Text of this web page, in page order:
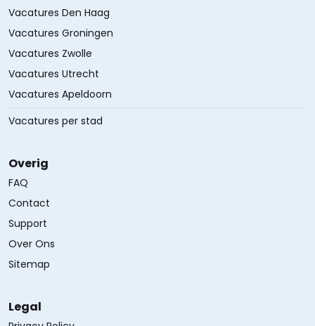
Vacatures Den Haag
Vacatures Groningen
Vacatures Zwolle
Vacatures Utrecht
Vacatures Apeldoorn
Vacatures per stad
Overig
FAQ
Contact
Support
Over Ons
Sitemap
Legal